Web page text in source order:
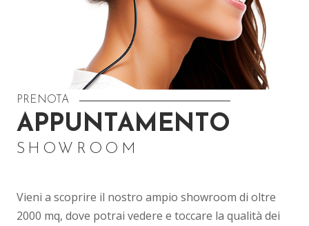
PRENOTA
APPUNTAMENTO
SHOWROOM
Vieni a scoprire il nostro ampio showroom di oltre
2000 mq, dove potrai vedere e toccare la qualità dei